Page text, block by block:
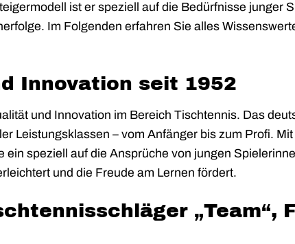
ist er speziell auf die Bedürfnisse junger
Im Folgenden erfahren Sie alles
Innovation seit 1952
und Innovation im Bereich Tischtennis. Das
Leistungsklassen – vom Anfänger bis zum Profi.
ein speziell auf die Ansprüche von jungen
und die Freude am Lernen fördert.
„Team“,